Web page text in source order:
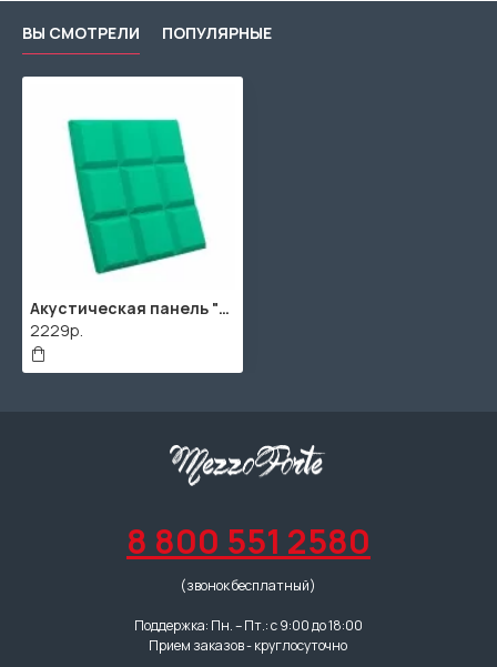
ВЫ СМОТРЕЛИ ПОПУЛЯРНЫЕ
Акустическая панель "Квадрат" / 2000х1000х40мм / 2м² / SPG2236 / Зеленый
2229р.
8 800 551 2580
(звонок бесплатный)
Поддержка: Пн. – Пт.: с 9:00 до 18:00
Прием заказов - круглосуточно